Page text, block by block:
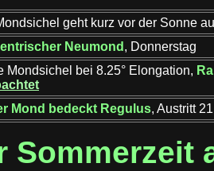
geht kurz vor der Sonne
Neumond , Donnerstag
Mondsichel bei 8.25° Elongation,
Mond bedeckt Regulus, Austritt
Sommerzeit